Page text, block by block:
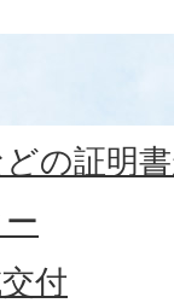
の証明
付